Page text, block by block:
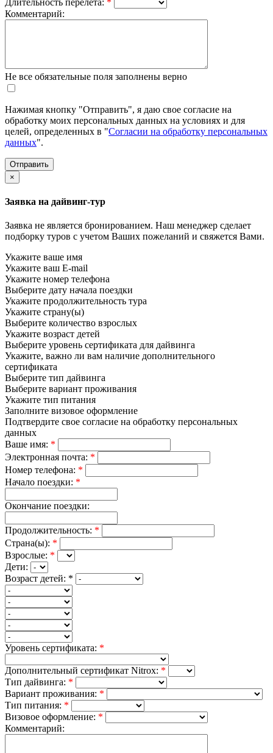
Комментарий:
Не все обязательные поля заполнены верно
Нажимая кнопку "Отправить", я даю свое согласие на
обработку моих персональных данных на условиях и для
целей, определенных в "Согласии на обработку персональных
данных".
×
Заявка на дайвинг-тур
Заявка не является бронированием. Наш менеджер сделает
подборку туров с учетом Ваших пожеланий и свяжется Вами.
Укажите ваше имя
Укажите ваш E-mail
Укажите номер телефона
Выберите дату начала поездки
Укажите продолжительность тура
Укажите страну(ы)
Выберите количество взрослых
Укажите возраст детей
Выберите уровень сертификата для дайвинга
Укажите, важно ли вам наличие дополнительного
сертификата
Выберите тип дайвинга
Выберите вариант проживания
Укажите тип питания
Заполните визовое оформление
Подтвердите свое согласие на обработку персональных
данных
Ваше имя: *
Электронная почта: *
Номер телефона: *
Начало поездки: *
Окончание поездки:
Продолжительность: *
Страна(ы): *
Взрослые: *
Дети:
Возраст детей: *
Уровень сертификата: *
Дополнительный сертификат Nitrox: *
Тип дайвинга: *
Вариант проживания: *
Тип питания: *
Визовое оформление: *
Комментарий: